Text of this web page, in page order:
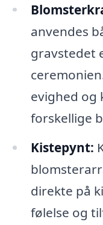
anvendes
gravstedet
evighed og
forskellige
Kistepynt:
direkte på
følelse og